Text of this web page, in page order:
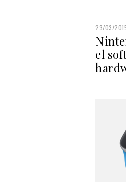
23/03/
el